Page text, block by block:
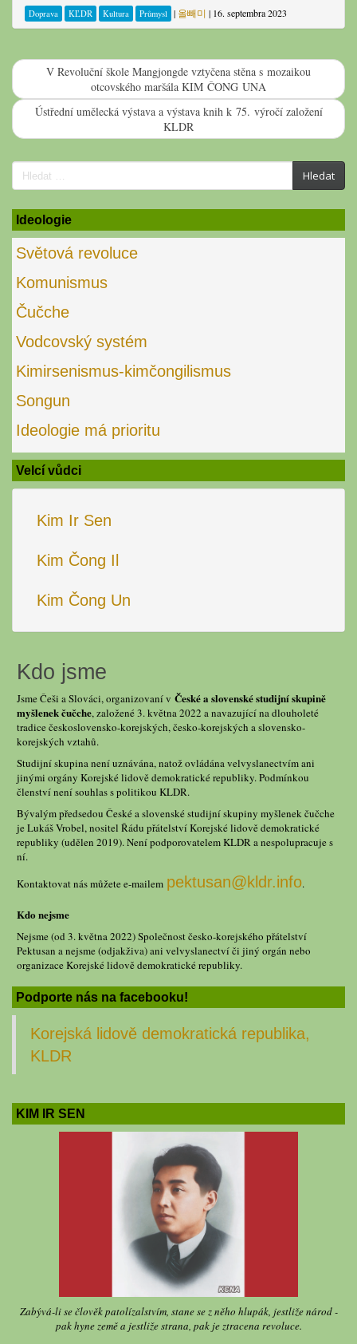
Doprava KĽDR Kultura Průmysl | 올빼미 | 16. septembra 2023
V Revoluční škole Mangjongde vztyčena stěna s mozaikou
otcovského maršála KIM ČONG UNA
Ústřední umělecká výstava a výstava knih k 75. výročí založení
KLDR
Search
for:
Hledat
Ideologie
Světová revoluce
Komunismus
Čučche
Vodcovský systém
Kimirsenismus-kimčongilismus
Songun
Ideologie má prioritu
Velcí vůdci
Kim Ir Sen
Kim Čong Il
Kim Čong Un
Kdo jsme
Jsme Češi a Slováci, organizovaní v České a slovenské studijní skupině
myšlenek čučche, založené 3. května 2022 a navazující na dlouholeté
tradice československo-korejských, česko-korejských a slovensko-
korejských vztahů.
Studijní skupina není uznávána, natož ovládána velvyslanectvím ani
jinými orgány Korejské lidově demokratické republiky. Podmínkou
členství není souhlas s politikou KLDR.
Bývalým předsedou České a slovenské studijní skupiny myšlenek čučche
je Lukáš Vrobel, nositel Řádu přátelství Korejské lidově demokratické
republiky (udělen 2019). Není podporovatelem KLDR a nespolupracuje s
ní.
Kontaktovat nás můžete e-mailem pektusan@kldr.info.
Kdo nejsme
Nejsme (od 3. května 2022) Společnost česko-korejského přátelství
Pektusan a nejsme (odjakživa) ani velvyslanectví či jiný orgán nebo
organizace Korejské lidově demokratické republiky.
Podporte nás na facebooku!
Korejská lidově demokratická republika,
KLDR
KIM IR SEN
Zabývá-li se člověk patolízalstvím, stane se z něho hlupák, jestliže národ -
pak hyne země a jestliže strana, pak je ztracena revoluce.